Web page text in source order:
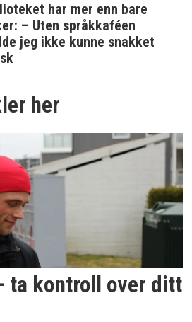
har mer enn bare
– Uten språkkaféen
jeg ikke kunne snakket
her
ta kontroll over ditt